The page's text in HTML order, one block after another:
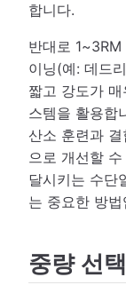
합니다.
반대로
이닝(예: 데드
짧고 강도가
스템을 활용합
산소 훈련과
으로 개선할
달시키는 수단
는 중요한 방
중량 선